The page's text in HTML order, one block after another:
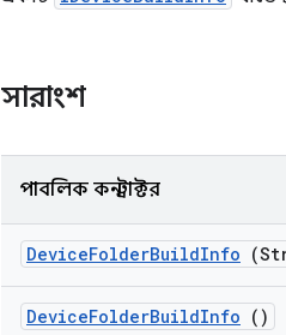
সারাংশ
পাবলিক কনস্ট্রাক্টর
DeviceFolderBuildInfo
DeviceFolderBuildInfo ()